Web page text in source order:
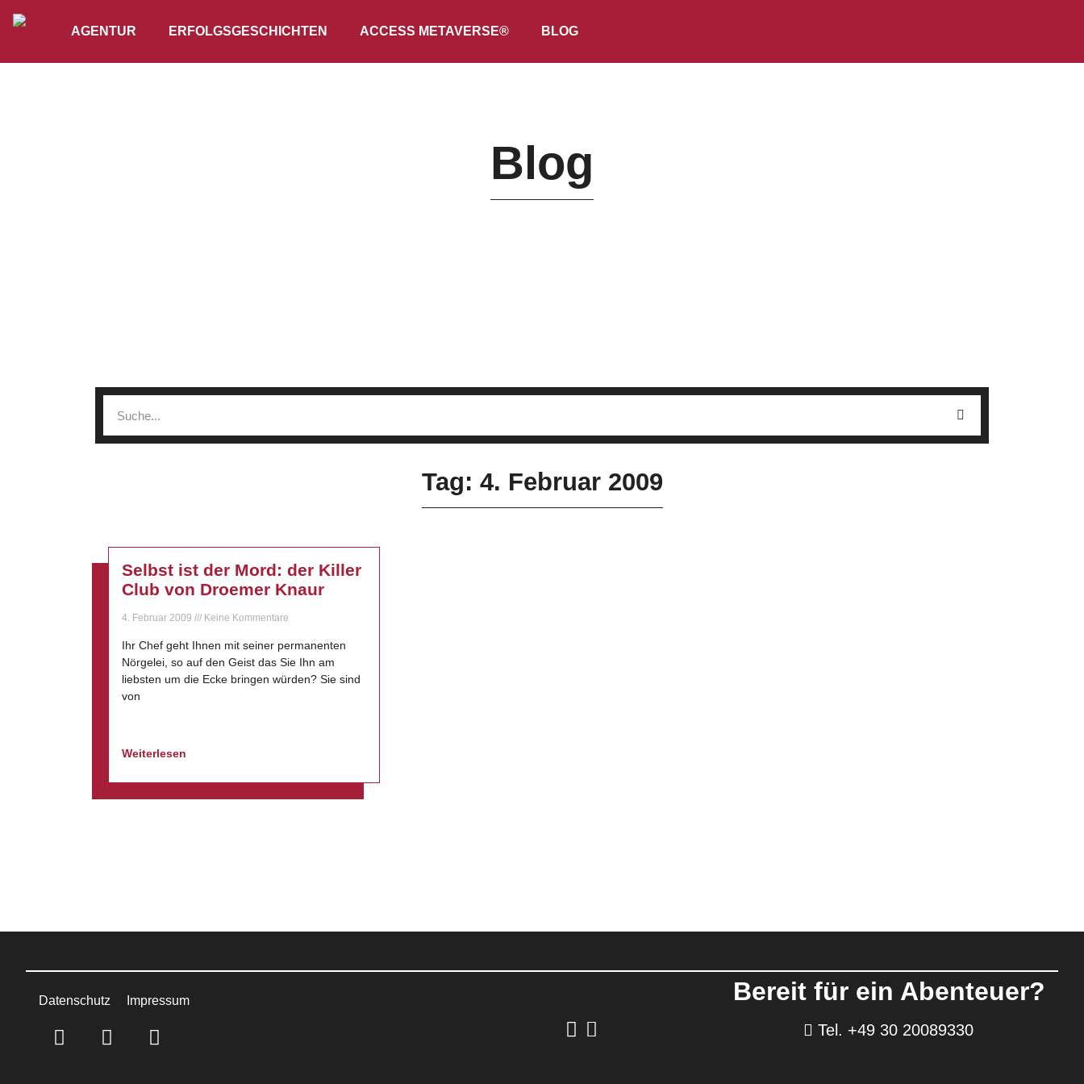
AGENTUR ERFOLGSGESCHICHTEN ACCESS METAVERSE® BLOG
Blog
Tag: 4. Februar 2009
Selbst ist der Mord: der Killer
Club von Droemer Knaur
4. Februar 2009 Keine Kommentare
Ihr Chef geht Ihnen mit seiner permanenten
Nörgelei, so auf den Geist das Sie Ihn am
liebsten um die Ecke bringen würden? Sie sind
von
Weiterlesen
Datenschutz Impressum Bereit für ein Abenteuer?
Tel. +49 30 20089330